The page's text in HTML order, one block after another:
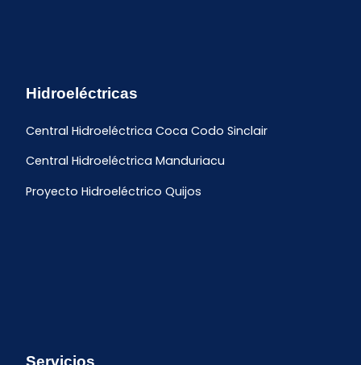
Hidroeléctricas
Central Hidroeléctrica Coca Codo Sinclair
Central Hidroeléctrica Manduriacu
Proyecto Hidroeléctrico Quijos